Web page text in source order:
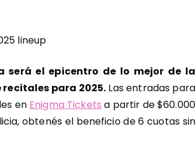
será el epicentro de lo mejor de la
para 2025. Las entradas para
en Enigma Tickets a partir de $60.000
obtenés el beneficio de 6 cuotas sin